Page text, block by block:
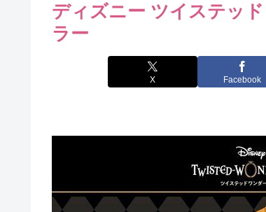
ディズニー ツイステッ
ラー
X Facebook